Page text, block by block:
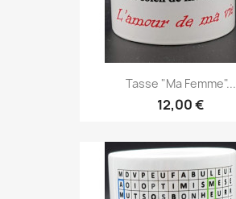
Tasse "ma Femme"...
12,00 €